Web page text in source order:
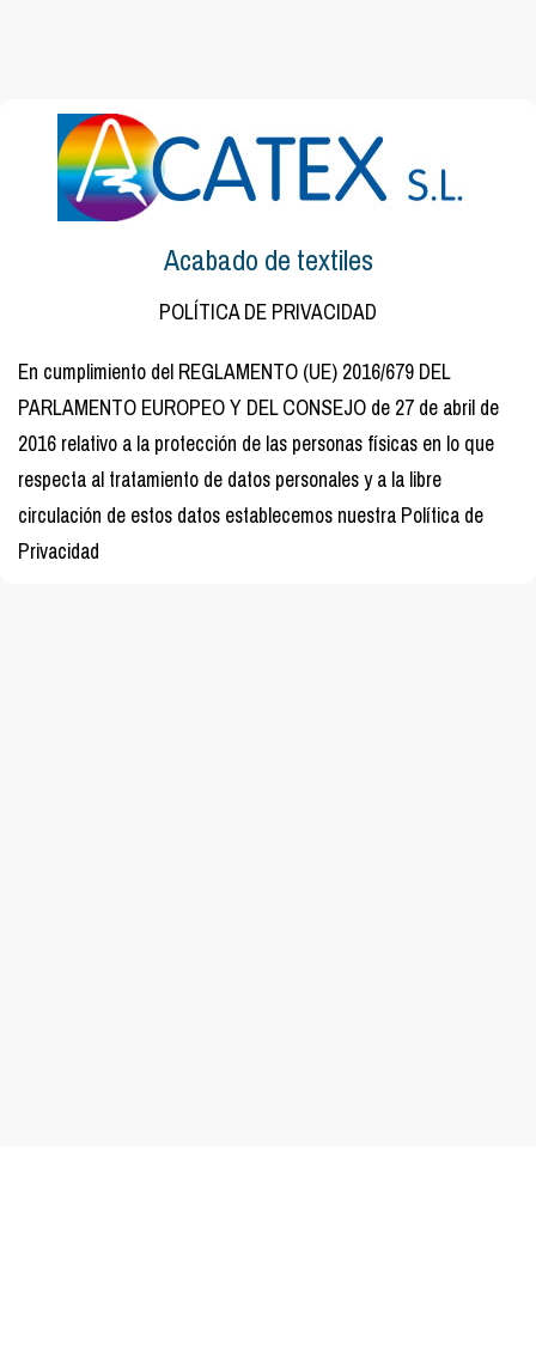
Acabado de textiles
POLÍTICA DE PRIVACIDAD
En cumplimiento del REGLAMENTO (UE) 2016/679 DEL
PARLAMENTO EUROPEO Y DEL CONSEJO de 27 de abril de
2016 relativo a la protección de las personas físicas en lo que
respecta al tratamiento de datos personales y a la libre
circulación de estos datos establecemos nuestra Política de
Privacidad